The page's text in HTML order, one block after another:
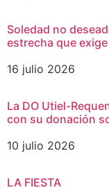
Soledad no
estrecha que
16 julio 2026
La DO Utiel-
con su donación
10 julio 2026
LA FIESTA